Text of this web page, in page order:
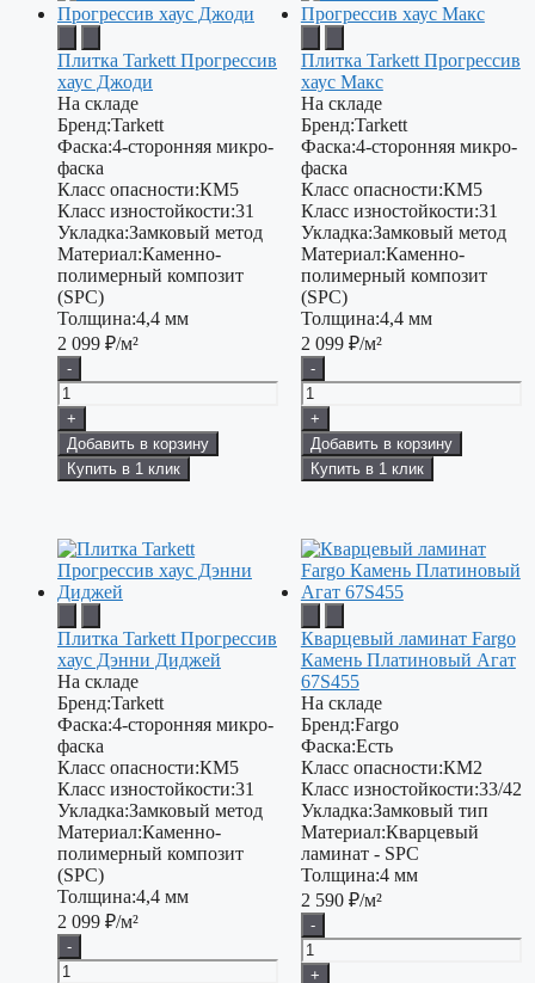
Плитка Tarkett Прогрессив
хаус Джоди
На складе
Бренд:Tarkett
Фаска:4-сторонняя микро-
фаска
Класс опасности:КМ5
Класс изностойкости:31
Укладка:Замковый метод
Материал:Каменно-
полимерный композит
(SPC)
Толщина:4,4 мм
2 099 ₽/м²
-
+
Добавить в корзину
Купить в 1 клик
Плитка Tarkett Прогрессив
хаус Макс
На складе
Бренд:Tarkett
Фаска:4-сторонняя микро-
фаска
Класс опасности:КМ5
Класс изностойкости:31
Укладка:Замковый метод
Материал:Каменно-
полимерный композит
(SPC)
Толщина:4,4 мм
2 099 ₽/м²
-
+
Добавить в корзину
Купить в 1 клик
Плитка Tarkett Прогрессив
хаус Дэнни Диджей
На складе
Бренд:Tarkett
Фаска:4-сторонняя микро-
фаска
Класс опасности:КМ5
Класс изностойкости:31
Укладка:Замковый метод
Материал:Каменно-
полимерный композит
(SPC)
Толщина:4,4 мм
2 099 ₽/м²
-
Кварцевый ламинат Fargo
Камень Платиновый Агат
67S455
На складе
Бренд:Fargo
Фаска:Есть
Класс опасности:КМ2
Класс изностойкости:33/42
Укладка:Замковый тип
Материал:Кварцевый
ламинат - SPC
Толщина:4 мм
2 590 ₽/м²
-
+